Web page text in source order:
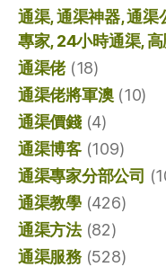
通渠, 通渠神器, 通渠
專家, 24小時通渠,
通渠佬(18)
通渠佬將軍澳(10)
通渠價錢(4)
通渠博客(109)
通渠專家分部公司
通渠教學(426)
通渠方法(82)
通渠服務(528)